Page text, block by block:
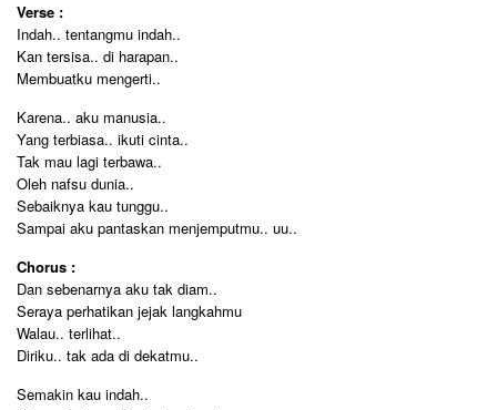
Verse :
Indah.. tentangmu indah..
Kan tersisa.. di harapan..
Membuatku mengerti..
Karena.. aku manusia..
Yang terbiasa.. ikuti cinta..
Tak mau lagi terbawa..
Oleh nafsu dunia..
Sebaiknya kau tunggu..
Sampai aku pantaskan menjemputmu.. uu..
Chorus :
Dan sebenarnya aku tak diam..
Seraya perhatikan jejak langkahmu
Walau.. terlihat..
Diriku.. tak ada di dekatmu..
Semakin kau indah..